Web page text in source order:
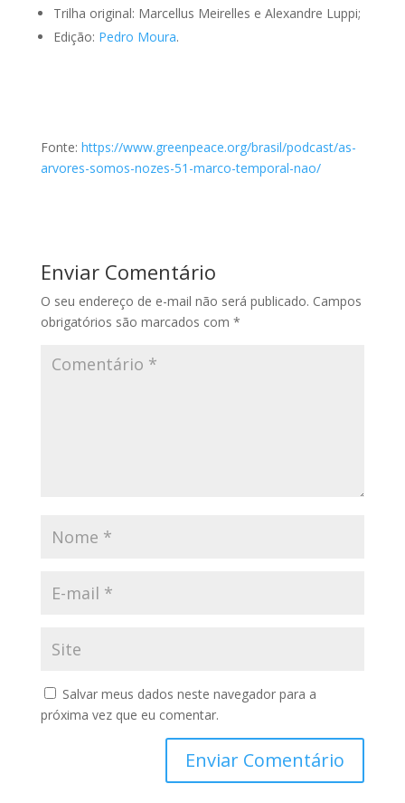
Trilha original: Marcellus Meirelles e Alexandre Luppi;
Edição: Pedro Moura.
Fonte: https://www.greenpeace.org/brasil/podcast/as-
arvores-somos-nozes-51-marco-temporal-nao/
Enviar Comentário
O seu endereço de e-mail não será publicado. Campos
obrigatórios são marcados com *
Salvar meus dados neste navegador para a
próxima vez que eu comentar.